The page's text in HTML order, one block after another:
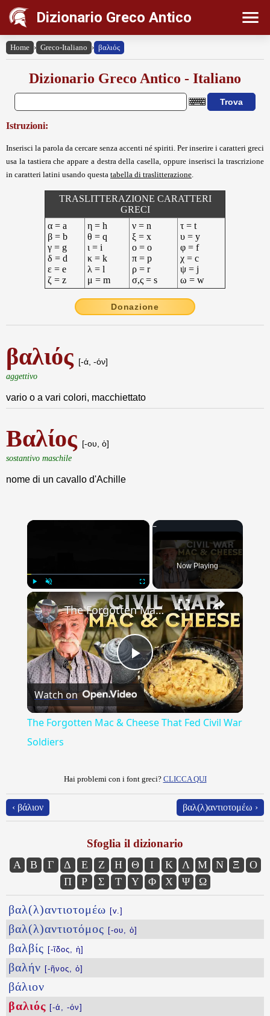
Dizionario Greco Antico
Home › Greco-Italiano › βαλιός
Dizionario Greco Antico - Italiano
Istruzioni:
Inserisci la parola da cercare senza accenti né spiriti. Per inserire i caratteri greci
usa la tastiera che appare a destra della casella, oppure inserisci la trascrizione
in caratteri latini usando questa tabella di traslitterazione
TRASLITTERAZIONE CARATTERI
GRECI
α = a
β = b
γ = g
δ = d
ε = e
ζ = z
η = h
θ = q
ι = i
κ = k
λ = l
μ = m
ν = n
ξ = x
ο = o
π = p
ρ = r
σ,ς = s
τ = t
υ = y
φ = f
χ = c
ψ = j
ω = w
Donazione
βαλιός [-ά, -όν]
aggettivo
vario o a vari colori, macchiettato
Βαλίος [-ου, ὁ]
sostantivo maschile
nome di un cavallo d'Achille
×
Play Unmute Fullscreen
Now Playing
×
Play
Video
The Forgotten Mac & Cheese That Fed Civil War Soldiers
Watch on
The Forgotten Mac & Cheese That Fed Civil War
Soldiers
Hai problemi con i font greci? CLICCA QUI
‹ βάλιον βαλ(λ)αντιοτομέω ›
Sfoglia il dizionario
Α Β Γ Δ Ε Ζ Η Θ Ι Κ Λ Μ Ν Ξ
Ο
Π
Ρ Σ Τ Υ Φ Χ Ψ Ω
βαλ(λ)αντιοτομέω [v.]
βαλ(λ)αντιοτόμος [-ου, ὁ]
βαλβίς [-ῖδος, ἡ]
βαλήν [-ῆνος, ὁ]
βάλιον
βαλιός [-ά, -όν]